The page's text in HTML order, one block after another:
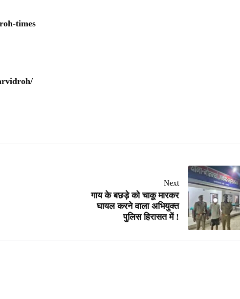
times
Next
गाय के बछड़े को चाकू मारकर
घायल करने वाला अभियुक्त
पुलिस हिरासत में !